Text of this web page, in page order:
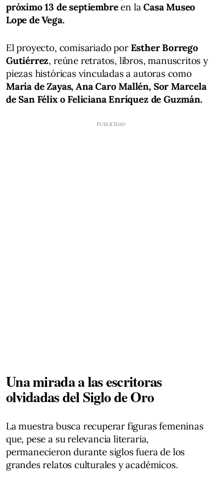
próximo 13 de septiembreen laCasa Museo
Lope de Vega.
El proyecto, comisariado por Esther Borrego
Gutiérrez, reúne retratos, libros, manuscritos y
piezas históricas vinculadas a autoras como
María de Zayas, Ana Caro Mallén, Sor Marcela
de San Félix o Feliciana Enríquez de Guzmán.
Una mirada a las escritoras
olvidadas del Siglo de Oro
La muestra busca recuperar figuras femeninas
que, pese a su relevancia literaria,
permanecieron durante siglos fuera de los
grandes relatos culturales y académicos.